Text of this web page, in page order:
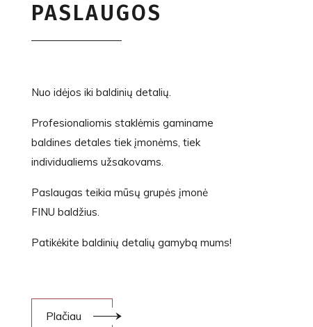
PASLAUGOS
Nuo idėjos iki baldinių detalių.
Profesionaliomis staklėmis gaminame
baldines detales tiek įmonėms, tiek
individualiems užsakovams.
Paslaugas teikia mūsų grupės įmonė
FINU baldžius.
Patikėkite baldinių detalių gamybą mums!
Plačiau